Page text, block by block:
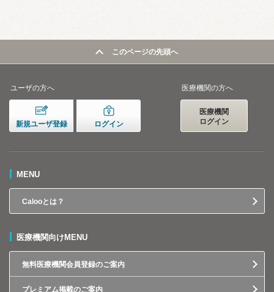
このページの先頭へ
ユーザの方へ
新規ユーザ登録 ログイン
医療機関の方へ
医療機関
ログイン
MENU
Calooとは？
医療機関向けMENU
無料医療機関会員登録のご案内
プレミアム掲載のご案内